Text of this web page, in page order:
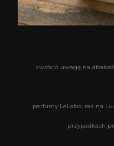
zwrócić uwagę na
perfumy LeLabo. raz na
przypadkach